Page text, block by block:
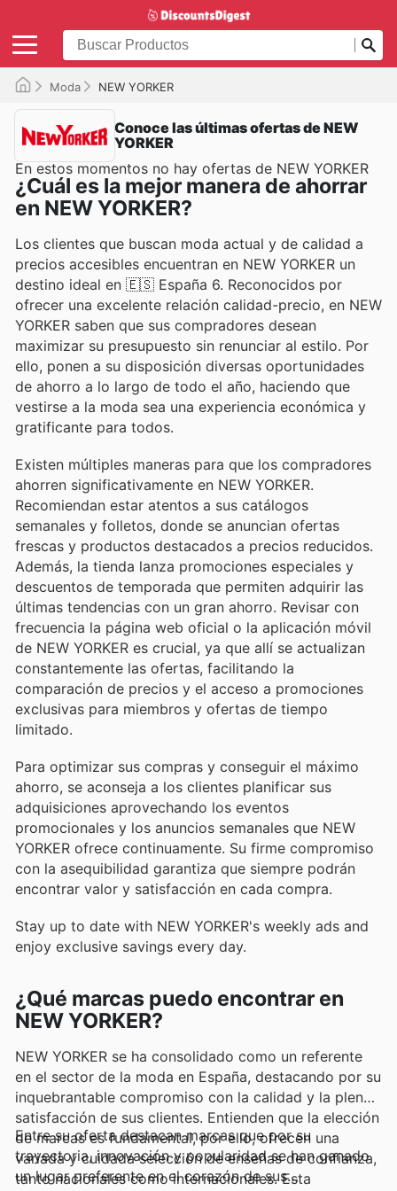
Moda NEW YORKER
Conoce las últimas ofertas de NEW
YORKER
En estos momentos no hay ofertas de NEW YORKER
¿Cuál es la mejor manera de ahorrar
en NEW YORKER?
Los clientes que buscan moda actual y de calidad a
precios accesibles encuentran en NEW YORKER un
destino ideal en 🇪🇸 España 6. Reconocidos por
ofrecer una excelente relación calidad-precio, en NEW
YORKER saben que sus compradores desean
maximizar su presupuesto sin renunciar al estilo. Por
ello, ponen a su disposición diversas oportunidades
de ahorro a lo largo de todo el año, haciendo que
vestirse a la moda sea una experiencia económica y
gratificante para todos.
Existen múltiples maneras para que los compradores
ahorren significativamente en NEW YORKER.
Recomiendan estar atentos a sus catálogos
semanales y folletos, donde se anuncian ofertas
frescas y productos destacados a precios reducidos.
Además, la tienda lanza promociones especiales y
descuentos de temporada que permiten adquirir las
últimas tendencias con un gran ahorro. Revisar con
frecuencia la página web oficial o la aplicación móvil
de NEW YORKER es crucial, ya que allí se actualizan
constantemente las ofertas, facilitando la
comparación de precios y el acceso a promociones
exclusivas para miembros y ofertas de tiempo
limitado.
Para optimizar sus compras y conseguir el máximo
ahorro, se aconseja a los clientes planificar sus
adquisiciones aprovechando los eventos
promocionales y los anuncios semanales que NEW
YORKER ofrece continuamente. Su firme compromiso
con la asequibilidad garantiza que siempre podrán
encontrar valor y satisfacción en cada compra.
Stay up to date with NEW YORKER's weekly ads and
enjoy exclusive savings every day.
¿Qué marcas puedo encontrar en
NEW YORKER?
NEW YORKER se ha consolidado como un referente
en el sector de la moda en España, destacando por su
inquebrantable compromiso con la calidad y la plena
satisfacción de sus clientes. Entienden que la elección
de marcas es fundamental, por ello, ofrecen una
variada y cuidada selección de enseñas de confianza,
tanto nacionales como internacionales. Esta
Entre su oferta destacan marcas que por su
trayectoria, innovación y popularidad se han ganado
un lugar preferente en el corazón de sus